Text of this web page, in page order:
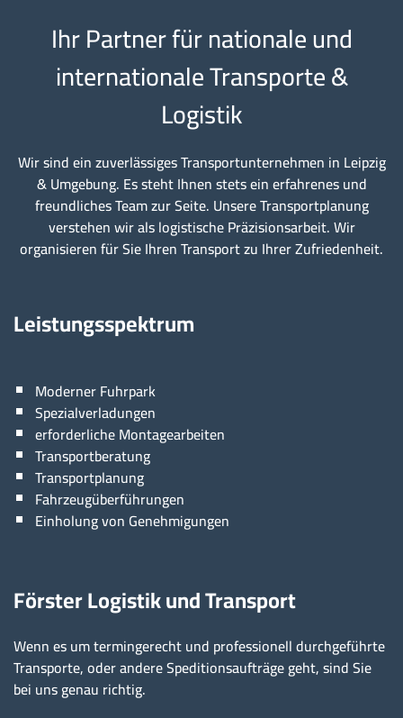
Ihr Partner für nationale und
internationale Transporte &
Logistik
Wir sind ein zuverlässiges Transportunternehmen in Leipzig
& Umgebung. Es steht Ihnen stets ein erfahrenes und
freundliches Team zur Seite. Unsere Transportplanung
verstehen wir als logistische Präzisionsarbeit. Wir
organisieren für Sie Ihren Transport zu Ihrer Zufriedenheit.
Leistungsspektrum
Moderner Fuhrpark
Spezialverladungen
erforderliche Montagearbeiten
Transportberatung
Transportplanung
Fahrzeugüberführungen
Einholung von Genehmigungen
Förster Logistik und Transport
Wenn es um termingerecht und professionell durchgeführte
Transporte, oder andere Speditionsaufträge geht, sind Sie
bei uns genau richtig.